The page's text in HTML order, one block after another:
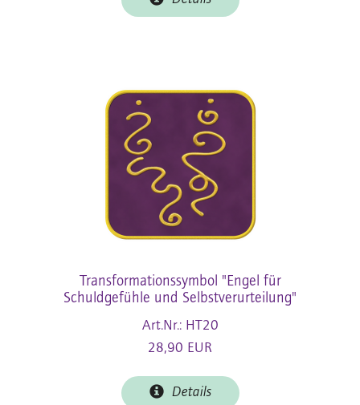
Transformationssymbol "Engel für
Schuldgefühle und Selbstverurteilung"
Art.Nr.: HT20
28,90 EUR
Details